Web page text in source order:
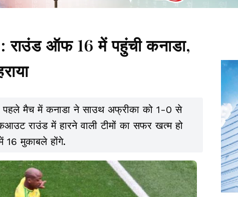
ऑफ 16 में पहुंची कनाडा,
मैच में कनाडा ने साउथ अफ्रीका को 1-0 से
राउंड में हारने वाली टीमों का सफर खत्म हो
16 मुकाबले होंगे.